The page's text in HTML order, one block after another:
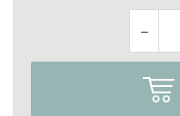

